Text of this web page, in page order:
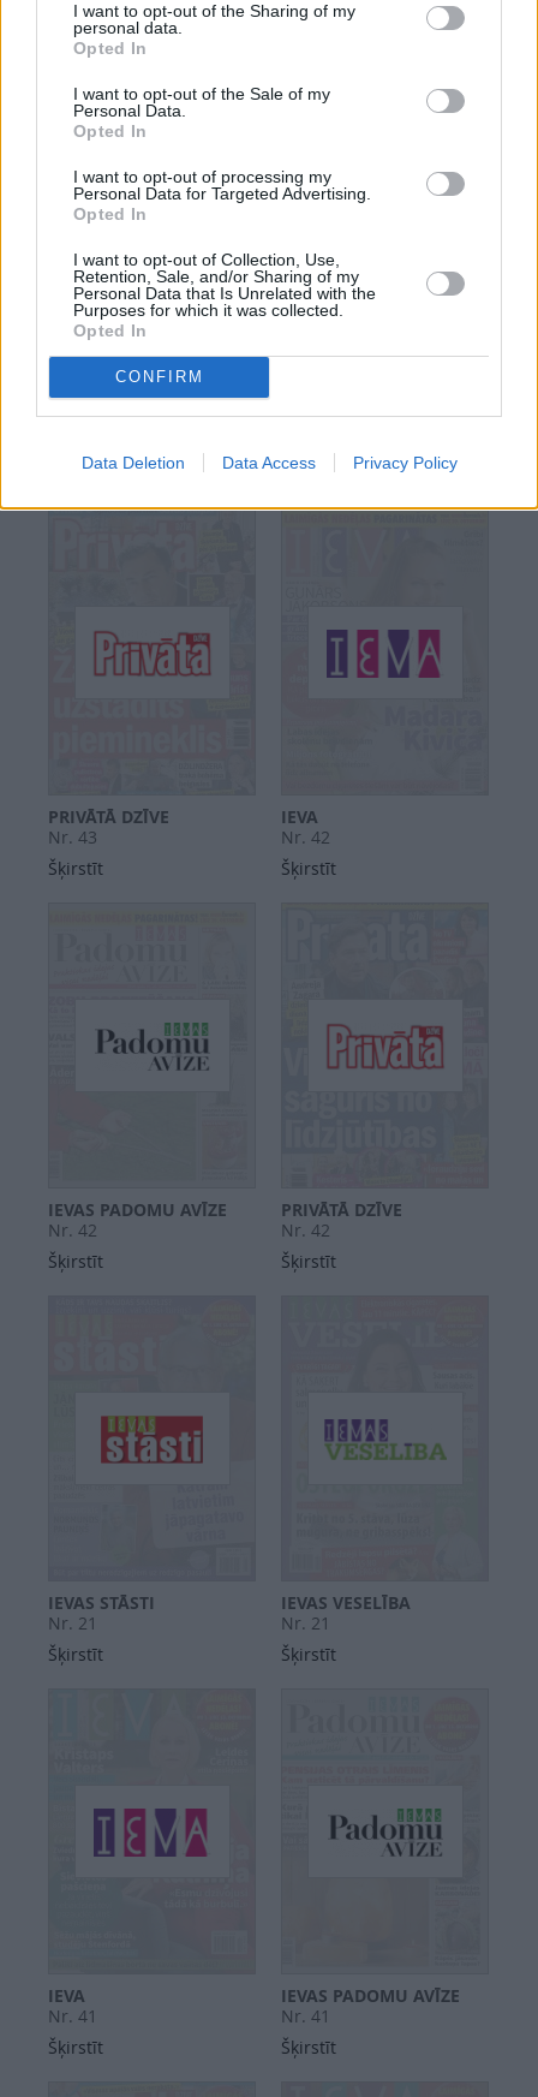
I want to opt-out of the Sharing of my
personal data.
Opted In
I want to opt-out of the Sale of my
Personal Data.
Opted In
I want to opt-out of processing my
Personal Data for Targeted Advertising.
Opted In
I want to opt-out of Collection, Use,
Retention, Sale, and/or Sharing of my
Personal Data that Is Unrelated with the
Purposes for which it was collected.
Opted In
CONFIRM
Data Deletion Data Access Privacy Policy
IEVA
Nr. 43
Šķirstīt
IEVAS PADOMU AVĪZE
Šķirstīt
SANTA
Šķirstīt
KLUBS
Šķirstīt
PRIVĀTĀ DZĪVE
Nr. 43
Šķirstīt
IEVA
Nr. 42
Šķirstīt
IEVAS PADOMU AVĪZE
Nr. 42
Šķirstīt
PRIVĀTĀ DZĪVE
Nr. 42
Šķirstīt
IEVAS STĀSTI
Nr. 21
Šķirstīt
IEVAS VESELĪBA
Nr. 21
Šķirstīt
IEVA
Nr. 41
Šķirstīt
IEVAS PADOMU AVĪZE
Nr. 41
Šķirstīt